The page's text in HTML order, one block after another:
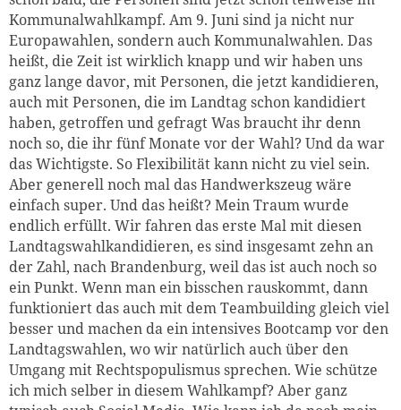
Kommunalwahlkampf. Am 9. Juni sind ja nicht nur
Europawahlen, sondern auch Kommunalwahlen. Das
heißt, die Zeit ist wirklich knapp und wir haben uns
ganz lange davor, mit Personen, die jetzt kandidieren,
auch mit Personen, die im Landtag schon kandidiert
haben, getroffen und gefragt Was braucht ihr denn
noch so, die ihr fünf Monate vor der Wahl? Und da war
das Wichtigste. So Flexibilität kann nicht zu viel sein.
Aber generell noch mal das Handwerkszeug wäre
einfach super. Und das heißt? Mein Traum wurde
endlich erfüllt. Wir fahren das erste Mal mit diesen
Landtagswahlkandidieren, es sind insgesamt zehn an
der Zahl, nach Brandenburg, weil das ist auch noch so
ein Punkt. Wenn man ein bisschen rauskommt, dann
funktioniert das auch mit dem Teambuilding gleich viel
besser und machen da ein intensives Bootcamp vor den
Landtagswahlen, wo wir natürlich auch über den
Umgang mit Rechtspopulismus sprechen. Wie schütze
ich mich selber in diesem Wahlkampf? Aber ganz